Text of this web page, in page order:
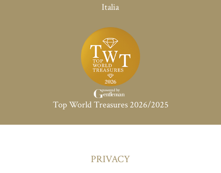
Italia
Top World Treasures 2026/2025
PRIVACY